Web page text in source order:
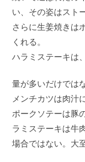
い、その姿はスト
さらに生姜焼きは
くれる。
ハラミステーキは
量が多いだけでは
メンチカツは肉汁
ポークソテーは豚
ラミステーキは牛
場合ではない。大